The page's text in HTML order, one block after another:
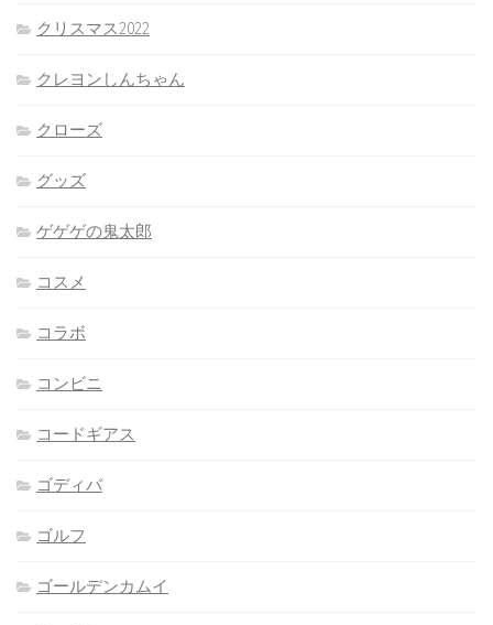
クリスマス2022
クレヨンしんちゃん
クローズ
グッズ
ゲゲゲの鬼太郎
コスメ
コラボ
コンビニ
コードギアス
ゴディバ
ゴルフ
ゴールデンカムイ